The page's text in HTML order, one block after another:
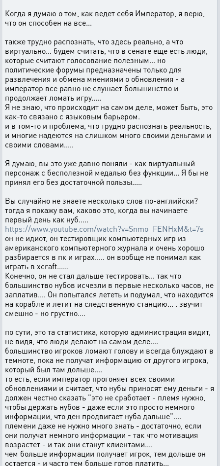
Когда я думаю о том, как ведет себя Император, я верю,
что он способен на все...
также трудно распознать, что здесь реально, а что
виртуально... будем считать, что в сенате еще есть люди,
которые считают голосование полезным... но
политические форумы предназначены только для
развлечения и обмена мнениями о обновления - а
император все равно не слушает большинство и
продолжает ломать игру.....
Я не знаю, что происходит на самом деле, может быть, это
как-то связано с языковым барьером.
и в том-то и проблема, что трудно распознать реальность,
и многие надеются на слишком много своими деньгами и
своими словами.....
Я думаю, вы это уже давно поняли - как виртуальный
персонаж с бесполезной медалью без функции... Я бы не
принял его без достаточной пользы.....
Вы случайно не знаете несколько слов по-английски?
тогда я покажу вам, каково это, когда вы начинаете
первый день как нуб.....
https://www.youtube.com/watch?v=Snmo_FENHxM&t=7s
он не идиот, он тестировщик компьютерных игр из
американского компьютерного журнала и очень хорошо
разбирается в пк и играх..... он вообще не понимал как
играть в xcraft......
Конечно, он не стал дальше тестировать... так что
большинство нубов исчезли в первые несколько часов, не
заплатив.... Он попытался лететь и подумал, что находится
на корабле и летит на следственную станцию... . звучит
смешно - но грустно....
по сути, это та статистика, которую администрация видит,
не видя, что люди делают на самом деле....
большинство игроков ломают голову и всегда блуждают в
темноте, пока не получат информацию от другого игрока,
который был там дольше....
то есть, если император прогоняет всех своими
обновлениями и считает, что нубы приносят ему деньги - я
должен честно сказать "это не сработает - племя нужно,
чтобы держать нубов - даже если это просто немного
информации, что ден продвигает нуба дальше"....
племени даже не нужно много знать - достаточно, если
они получат немного информации - так что мотивация
возрастет - и так они станут клиентами....
чем больше информации получает игрок, тем дольше он
остается - и часто тем больше готов платить...